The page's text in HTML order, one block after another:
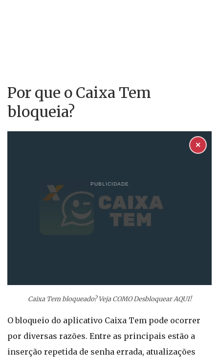
Por que o Caixa Tem
bloqueia?
PUBLICIDADE
✕
Caixa Tem bloqueado? Veja COMO Desbloquear AQUI!
O bloqueio do aplicativo Caixa Tem pode ocorrer
por diversas razões. Entre as principais estão a
inserção repetida de senha errada, atualizações